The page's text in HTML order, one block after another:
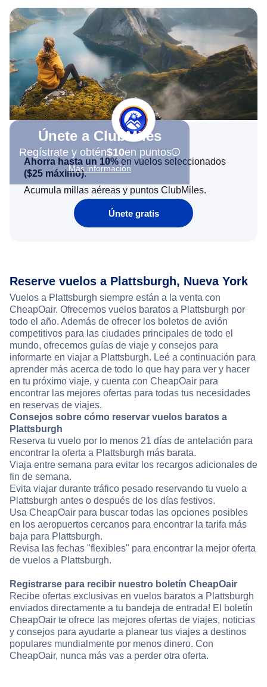
Únete a ClubMiles
Regístrate y obtén$10en puntos
Más información
Ahorra hasta un 10% en vuelos seleccionados
($25 máximo).
Acumula millas aéreas y puntos ClubMiles.
Únete gratis
Reserve vuelos a Plattsburgh, Nueva York
Vuelos a Plattsburgh siempre están a la venta con
CheapOair. Ofrecemos vuelos baratos a Plattsburgh por
todo el año. Además de ofrecer los boletos de avión
competitivos para las ciudades principales de todo el
mundo, ofrecemos guías de viaje y consejos para
informarte en viajar a Plattsburgh. Leé a continuación para
aprender más acerca de todo lo que hay para ver y hacer
en tu próximo viaje, y cuenta con CheapOair para
encontrar las mejores ofertas para todas tus necesidades
en reservas de viajes.
Consejos sobre cómo reservar vuelos baratos a
Plattsburgh
Reserva tu vuelo por lo menos 21 días de antelación para
encontrar la oferta a Plattsburgh más barata.
Viaja entre semana para evitar los recargos adicionales de
fin de semana.
Evita viajar durante tráfico pesado reservando tu vuelo a
Plattsburgh antes o después de los días festivos.
Usa CheapOair para buscar todas las opciones posibles
en los aeropuertos cercanos para encontrar la tarifa más
baja para Plattsburgh.
Revisa las fechas "flexibles" para encontrar la mejor oferta
de vuelos a Plattsburgh.
Registrarse para recibir nuestro boletín CheapOair
Recibe ofertas exclusivas en vuelos baratos a Plattsburgh
enviados directamente a tu bandeja de entrada! El boletín
CheapOair te ofrece las mejores ofertas de viajes, noticias
y consejos para ayudarte a planear tus viajes a destinos
populares mundialmente por menos dinero. Con
CheapOair, nunca más vas a perder otra oferta.